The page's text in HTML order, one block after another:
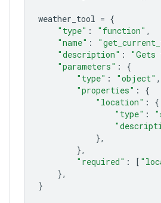
weather_tool = {
"type" : "function" ,
"name" :
"description" :
"parameters" :
{
"type" : "object" ,
"properties" :
{
"location" :
{
"type" :
},
},
"required" : [
},
}